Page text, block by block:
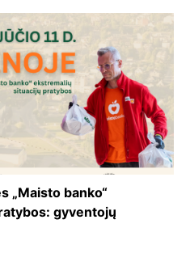
„Maisto banko“
gyventojų